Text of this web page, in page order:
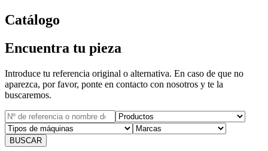
Catálogo
Encuentra tu pieza
Introduce tu referencia original o alternativa. En caso de que no
aparezca, por favor, ponte en contacto con nosotros y te la
buscaremos.